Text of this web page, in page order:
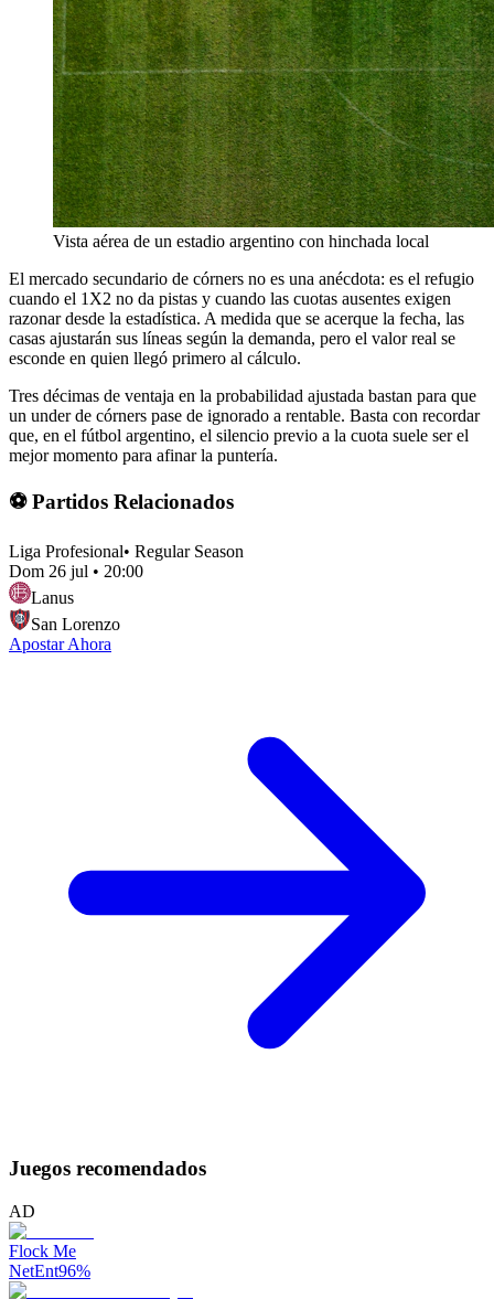
Vista aérea de un estadio argentino con hinchada local
El mercado secundario de córners no es una anécdota: es el refugio
cuando el 1X2 no da pistas y cuando las cuotas ausentes exigen
razonar desde la estadística. A medida que se acerque la fecha, las
casas ajustarán sus líneas según la demanda, pero el valor real se
esconde en quien llegó primero al cálculo.
Tres décimas de ventaja en la probabilidad ajustada bastan para que
un under de córners pase de ignorado a rentable. Basta con recordar
que, en el fútbol argentino, el silencio previo a la cuota suele ser el
mejor momento para afinar la puntería.
⚽ Partidos Relacionados
Liga Profesional• Regular Season
Dom 26 jul • 20:00
Lanus
San Lorenzo
Apostar Ahora
Juegos recomendados
AD
Flock Me
NetEnt96%